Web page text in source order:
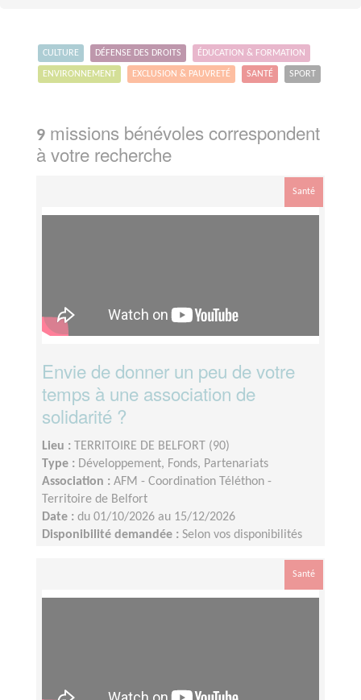
CULTURE DÉFENSE DES DROITS ÉDUCATION & FORMATION
ENVIRONNEMENT EXCLUSION & PAUVRETÉ SANTÉ SPORT
9 missions bénévoles correspondent
à votre recherche
Santé
Envie de donner un peu de votre
temps à une association de
solidarité ?
Lieu :
TERRITOIRE DE BELFORT (90)
Type : Développement, Fonds, Partenariats
Association : AFM - Coordination Téléthon -
Territoire de Belfort
Date : du 01/10/2026 au 15/12/2026
Disponibilité demandée : Selon vos disponibilités
Santé